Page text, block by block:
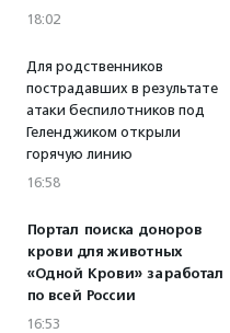
18:02
Для родственников
пострадавших в результате
атаки беспилотников под
Геленджиком открыли
горячую линию
16:58
Портал поиска доноров
крови для животных
«Одной Крови» заработал
по всей России
16:53